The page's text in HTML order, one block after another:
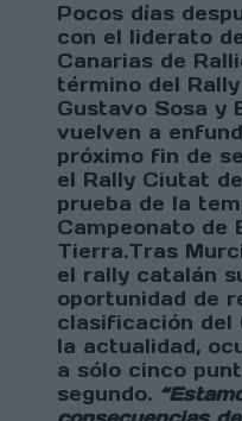
Pocos días
con el liderato
Canarias de
término del
Gustavo Sosa y
vuelven a
próximo fin de
el Rally Ciutat
prueba de la
Campeonato de
Tierra.Tras
el rally catalán
oportunidad de
clasificación del
la actualidad,
a sólo cinco
segundo.